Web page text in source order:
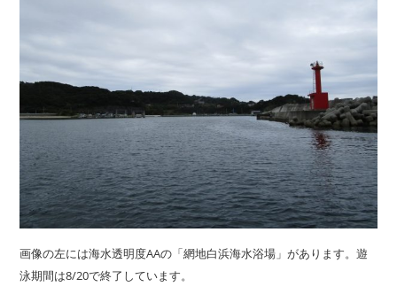
画像の左には海水透明度AAの「網地白浜海水浴場」があります。遊
泳期間は8/20で終了しています。